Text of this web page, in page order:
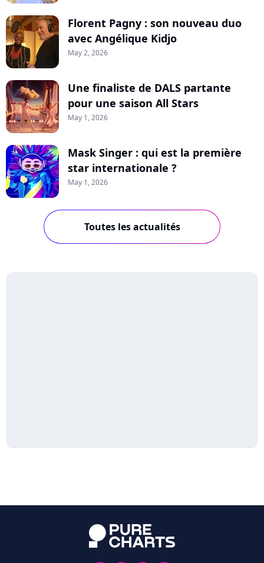
Florent Pagny : son nouveau duo
avec Angélique Kidjo
May 2, 2026
Une finaliste de DALS partante
pour une saison All Stars
May 1, 2026
Mask Singer : qui est la première
star internationale ?
May 1, 2026
Toutes les actualités